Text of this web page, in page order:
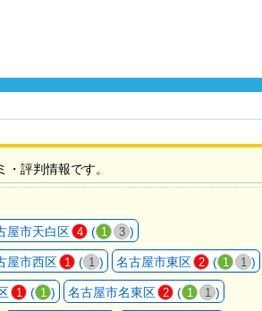
評判情報です。
屋市天白区 4 ( 1 3 )
屋市西区 1 ( 1 ) 名古屋市東区 2 ( 1 1 )
1 ( 1 ) 名古屋市名東区 2 ( 1 1 )